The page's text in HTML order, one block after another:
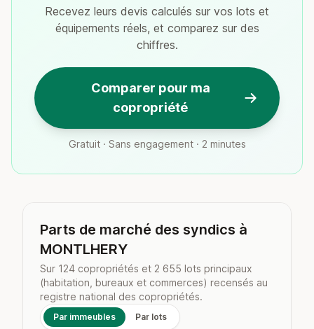
Recevez leurs devis calculés sur vos lots et
équipements réels, et comparez sur des
chiffres.
Comparer pour ma
copropriété
Gratuit · Sans engagement · 2 minutes
Parts de marché des syndics à
MONTLHERY
Sur 124 copropriétés et 2 655 lots principaux
(habitation, bureaux et commerces) recensés au
registre national des copropriétés.
Par immeubles Par lots